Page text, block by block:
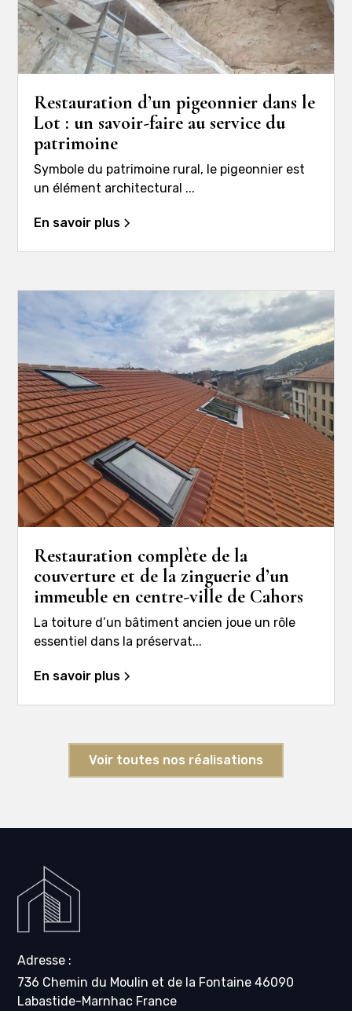
Restauration d’un pigeonnier dans le
Lot : un savoir-faire au service du
patrimoine
Symbole du patrimoine rural, le pigeonnier est
un élément architectural ...
En savoir plus
Restauration complète de la
couverture et de la zinguerie d’un
immeuble en centre-ville de Cahors
La toiture d’un bâtiment ancien joue un rôle
essentiel dans la préservat...
En savoir plus
Voir toutes nos réalisations
Adresse :
736 Chemin du Moulin et de la Fontaine 46090
Labastide-Marnhac France